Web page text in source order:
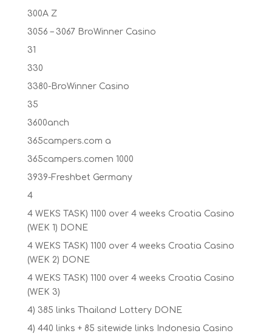
300A Z
3056 – 3067 BroWinner Casino
31
330
3380-BroWinner Casino
35
3600anch
365campers.com a
365campers.comen 1000
3939-Freshbet Germany
4
4 WEKS TASK) 1100 over 4 weeks Croatia Casino
(WEK 1) DONE
4 WEKS TASK) 1100 over 4 weeks Croatia Casino
(WEK 2) DONE
4 WEKS TASK) 1100 over 4 weeks Croatia Casino
(WEK 3)
4) 385 links Thailand Lottery DONE
4) 440 links + 85 sitewide links Indonesia Casino